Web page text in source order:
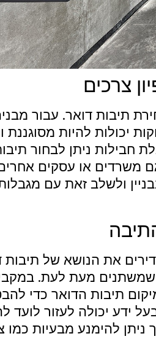
צרכים
תיבות דואר. עבור
יכולות להיות מסוגננת
ניתן לבחור
משרדים או עסקים
ולשלב זאת עם
את הנושא של תיבות
שמשתנים מעת לעת.
תיבות הדואר כדי
ידע יכולה לעזור לועד
להימנע מבעיות כמו